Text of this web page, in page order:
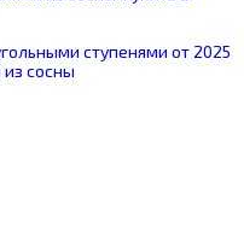
ступенями от 2025
сосны